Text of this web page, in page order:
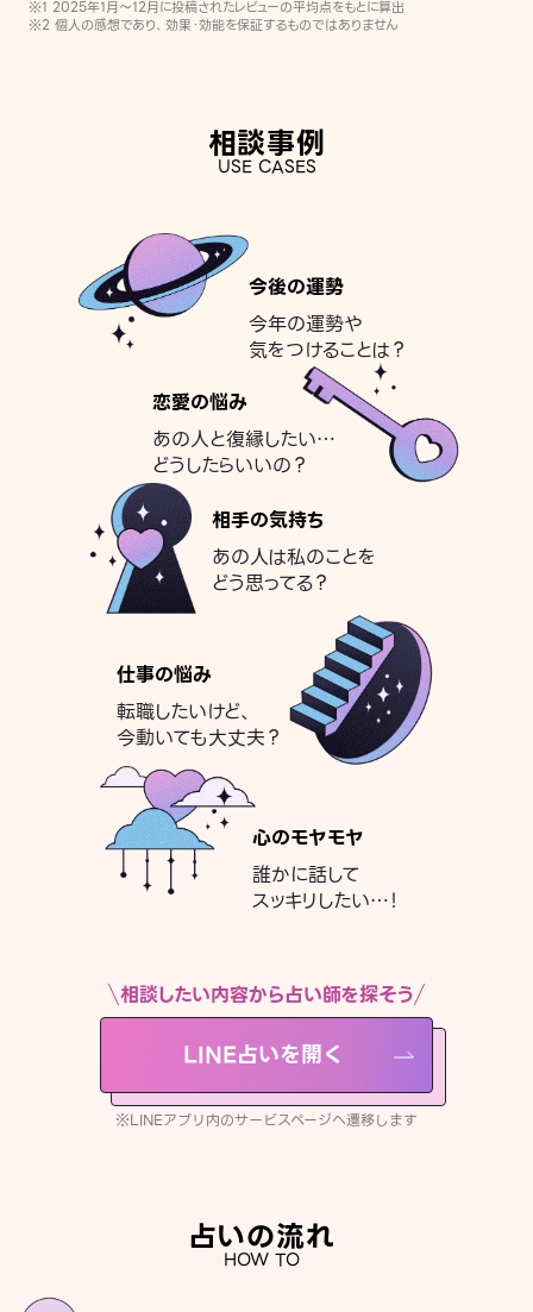
※1 2025年1月〜12月に投稿されたレビューの平均点をもとに算出
※2 個人の感想であり、効果・効能を保証するものではありません
相談事例
USE CASES
今後の運勢
今年の運勢や
気をつけることは？
恋愛の悩み
あの人と復縁したい…
どうしたらいいの？
相手の気持ち
あの人は私のことを
どう思ってる？
仕事の悩み
転職したいけど、
今動いても大丈夫？
心のモヤモヤ
誰かに話して
スッキリしたい…！
相談したい内容から占い師を探そう
LINE占いを開く
※LINEアプリ内のサービスページへ遷移します
占いの流れ
HOW TO